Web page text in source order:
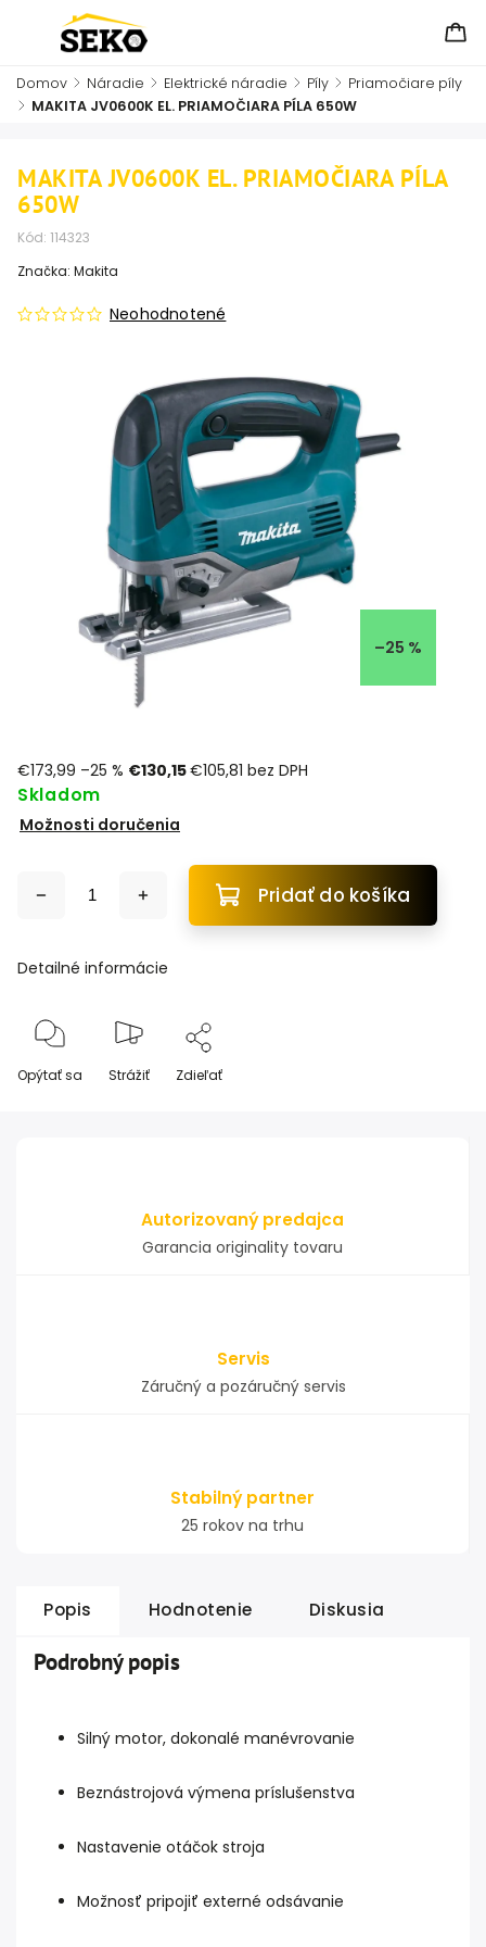
Domov / Náradie / Elektrické náradie / Píly / Priamočiare píly
/ MAKITA JV0600K EL. PRIAMOČIARA PÍLA 650W
MAKITA JV0600K EL. PRIAMOČIARA PÍLA
650W
Kód: 114323
Neohodnotené
Značka: Makita
–25 %
€173,99 –25 % €130,15€105,81 bez DPH
Skladom
Možnosti doručenia
Pridať do košíka
Detailné informácie
Opýtať sa Strážiť Zdieľať
Autorizovaný predajca
Garancia originality tovaru
Servis
Záručný a pozáručný servis
Stabilný partner
25 rokov na trhu
Popis Hodnotenie Diskusia
Podrobný popis
Silný motor, dokonalé manévrovanie
Beznástrojová výmena príslušenstva
Nastavenie otáčok stroja
Možnosť pripojiť externé odsávanie